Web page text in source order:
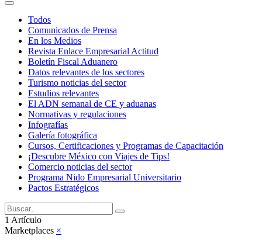
Todos
Comunicados de Prensa
En los Medios
Revista Enlace Empresarial Actitud
Boletín Fiscal Aduanero
Datos relevantes de los sectores
Turismo noticias del sector
Estudios relevantes
El ADN semanal de CE y aduanas
Normativas y regulaciones
Infografías
Galería fotográfica
Cursos, Certificaciones y Programas de Capacitación
¡Descubre México con Viajes de Tips!
Comercio noticias del sector
Programa Nido Empresarial Universitario
Pactos Estratégicos
1 Artículo
Marketplaces ×